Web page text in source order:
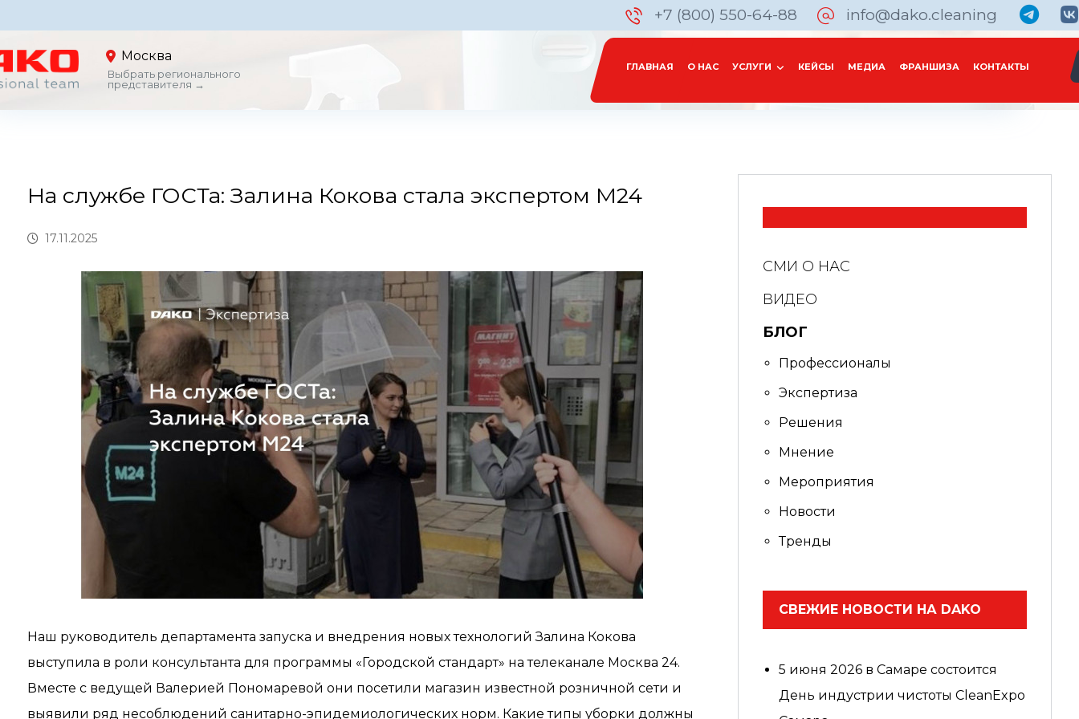
info@dako.cleaning
+7 (800) 550-64-88
Москва
Выбрать регионального
представителя →
ГЛАВНАЯ О НАС УСЛУГИ КЕЙСЫ МЕДИА ФРАНШИЗА КОНТАКТЫ
На службе ГОСТа: Залина Кокова стала экспертом М24
17.11.2025
Наш руководитель департамента запуска и внедрения новых технологий Залина Кокова
выступила в роли консультанта для программы «Городской стандарт» на телеканале Москва 24.
Вместе с ведущей Валерией Пономаревой они посетили магазин известной розничной сети и
выявили ряд несоблюдений санитарно-эпидемиологических норм. Какие типы уборки должны
СМИ О НАС
ВИДЕО
БЛОГ
Профессионалы
Экспертиза
Решения
Мнение
Мероприятия
Новости
Тренды
СВЕЖИЕ НОВОСТИ НА DAKO
5 июня 2026 в Самаре состоится
День индустрии чистоты CleanExpo